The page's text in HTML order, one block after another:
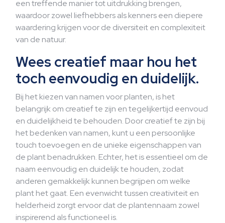
een treffende manier tot uitdrukking brengen,
waardoor zowel liefhebbers als kenners een diepere
waardering krijgen voor de diversiteit en complexiteit
van de natuur.
Wees creatief maar hou het
toch eenvoudig en duidelijk.
Bij het kiezen van namen voor planten, is het
belangrijk om creatief te zijn en tegelijkertijd eenvoud
en duidelijkheid te behouden. Door creatief te zijn bij
het bedenken van namen, kunt u een persoonlijke
touch toevoegen en de unieke eigenschappen van
de plant benadrukken. Echter, het is essentieel om de
naam eenvoudig en duidelijk te houden, zodat
anderen gemakkelijk kunnen begrijpen om welke
plant het gaat. Een evenwicht tussen creativiteit en
helderheid zorgt ervoor dat de plantennaam zowel
inspirerend als functioneel is.